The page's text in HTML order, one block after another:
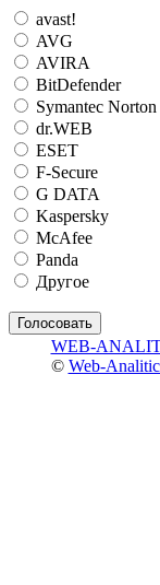
avast!
AVG
AVIRA
BitDefender
Symantec Norton
dr.WEB
ESET
F-Secure
G DATA
Kaspersky
McAfee
Panda
Другое
WEB-
© Web-